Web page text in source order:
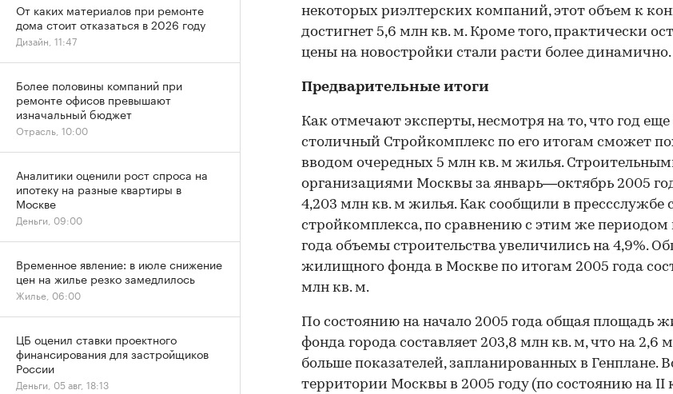
некоторых риэлтерских компаний, этот объем к
достигнет 5,6 млн кв. м. Кроме того, практически
цены на новостройки стали расти более динамично.
Предварительные итоги
Как отмечают эксперты, несмотря на то, что год еще
столичный Стройкомплекс по его итогам сможет
вводом очередных 5 млн кв. м жилья.
организациями Москвы за январь—октябрь 2005
4,203 млн кв. м жилья. Как сообщили в прессслужбе
стройкомплекса, по сравнению с этим же периодом
года объемы строительства увеличились на 4,9%.
жилищного фонда в Москве по итогам 2005 года
млн кв. м.
По состоянию на начало 2005 года общая площадь
фонда города составляет 203,8 млн кв. м, что на 2,6
больше показателей, запланированных в Генплане.
территории Москвы в 2005 году (по состоянию на II
От каких материалов при ремонте
дома стоит отказаться в 2026 году
Дизайн, 11:47
Более половины компаний при
ремонте офисов превышают
изначальный бюджет
Отрасль, 10:00
Аналитики оценили рост спроса на
ипотеку на разные квартиры в
Москве
Деньги, 09:00
Временное явление: в июле снижение
цен на жилье резко замедлилось
Жилье, 06:00
ЦБ оценил ставки проектного
финансирования для застройщиков
России
Деньги, 05 авг, 18:13